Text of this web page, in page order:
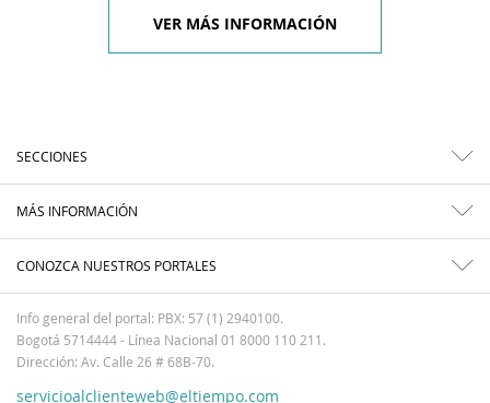
VER MÁS INFORMACIÓN
SECCIONES
MÁS INFORMACIÓN
CONOZCA NUESTROS PORTALES
Info general del portal: PBX: 57 (1) 2940100.
Bogotá 5714444 - Línea Nacional 01 8000 110 211.
Dirección: Av. Calle 26 # 68B-70.
servicioalclienteweb@eltiempo.com